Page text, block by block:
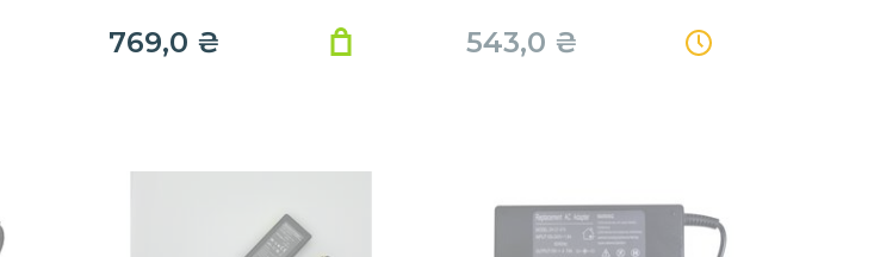
769,0 ₴ 543,0 ₴